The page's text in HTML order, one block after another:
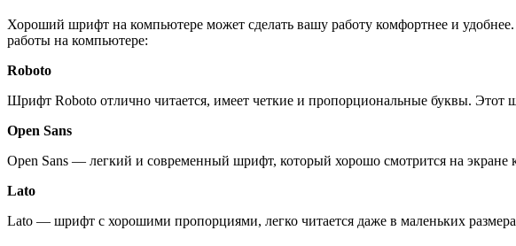
Хороший шрифт на компьютере может сделать вашу работу комфортнее и
работы на компьютере:
Roboto
Шрифт Roboto отлично читается, имеет четкие и пропорциональные буквы. Этот
Open Sans
Open Sans — легкий и современный шрифт, который хорошо смотрится на экране
Lato
Lato — шрифт с хорошими пропорциями, легко читается даже в маленьких